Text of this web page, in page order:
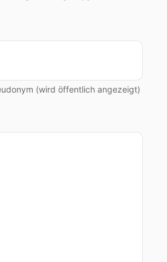
(wird öffentlich angezeigt)